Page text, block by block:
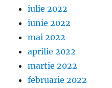
iulie 2022
iunie 2022
mai 2022
aprilie 2022
martie 2022
februarie 2022